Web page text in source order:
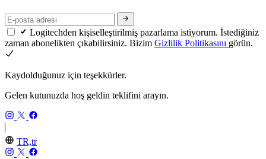
Logitechden kişiselleştirilmiş pazarlama istiyorum. İstediğiniz
zaman abonelikten çıkabilirsiniz. Bizim Gizlilik Politikasını görün.
Kaydolduğunuz için teşekkürler.
Gelen kutunuzda hoş geldin teklifini arayın.
TR,tr